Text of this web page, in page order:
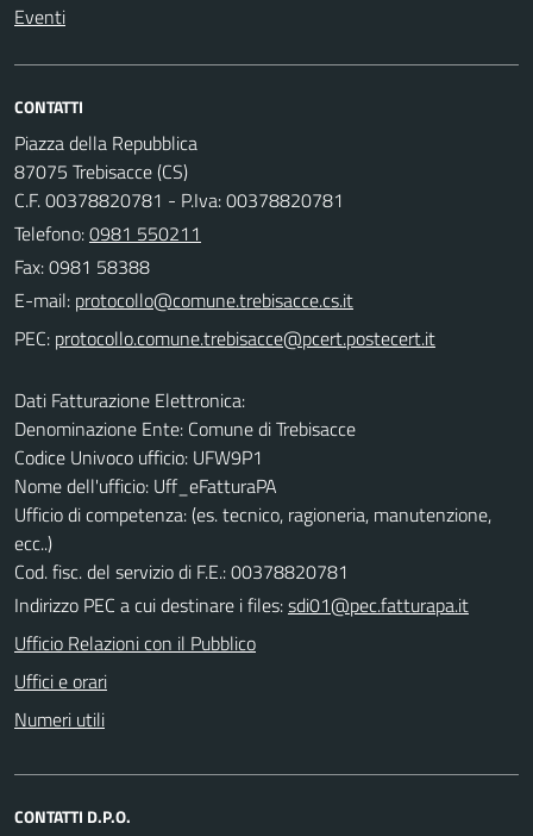
Eventi
CONTATTI
Piazza della Repubblica
87075 Trebisacce (CS)
C.F. 00378820781 - P.Iva: 00378820781
Telefono:0981 550211
Fax: 0981 58388
E-mail:
PEC:
Dati Fatturazione Elettronica:
Denominazione Ente: Comune di Trebisacce
Codice Univoco ufficio: UFW9P1
Nome dell'ufficio: Uff_eFatturaPA
Ufficio di competenza: (es. tecnico, ragioneria, manutenzione,
ecc..)
Cod. fisc. del servizio di F.E.: 00378820781
Indirizzo PEC a cui destinare i files:sdi01@pec.fatturapa.it
Ufficio Relazioni con il Pubblico
Uffici e orari
Numeri utili
CONTATTI D.P.O.